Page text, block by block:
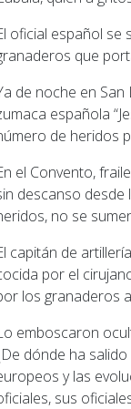
oficial español se
que
de noche en
española
de heridos
el Convento,
descanso
no se
capitán de
por el
los granaderos
emboscaron
dónde ha
y las
sus